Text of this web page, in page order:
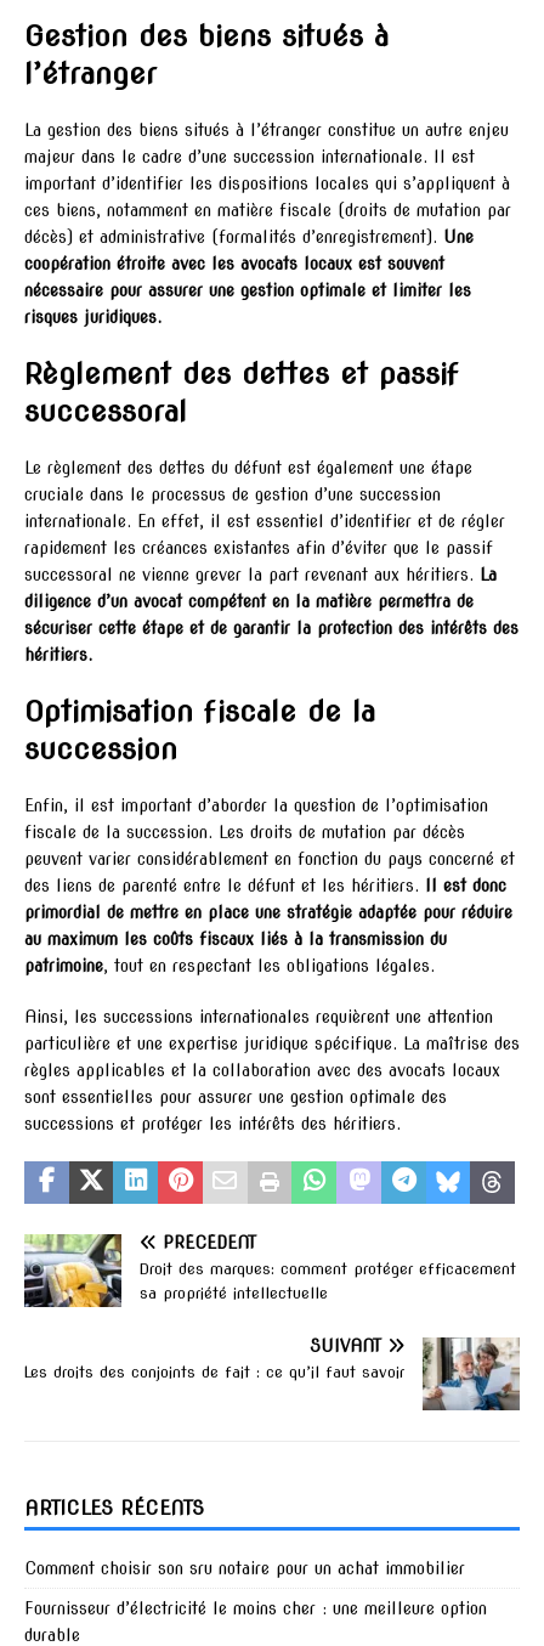
Gestion des biens situés à
l’étranger
La gestion des biens situés à l’étranger constitue un autre enjeu
majeur dans le cadre d’une succession internationale. Il est
important d’identifier les dispositions locales qui s’appliquent à
ces biens, notamment en matière fiscale (droits de mutation par
décès) et administrative (formalités d’enregistrement). Une
coopération étroite avec les avocats locaux est souvent
nécessaire pour assurer une gestion optimale et limiter les
risques juridiques.
Règlement des dettes et passif
successoral
Le règlement des dettes du défunt est également une étape
cruciale dans le processus de gestion d’une succession
internationale. En effet, il est essentiel d’identifier et de régler
rapidement les créances existantes afin d’éviter que le passif
successoral ne vienne grever la part revenant aux héritiers. La
diligence d’un avocat compétent en la matière permettra de
sécuriser cette étape et de garantir la protection des intérêts des
héritiers.
Optimisation fiscale de la
succession
Enfin, il est important d’aborder la question de l’optimisation
fiscale de la succession. Les droits de mutation par décès
peuvent varier considérablement en fonction du pays concerné et
des liens de parenté entre le défunt et les héritiers.
Il est donc
primordial de mettre en place une stratégie adaptée pour réduire
au maximum les coûts fiscaux liés à la transmission du
patrimoine, tout en respectant les obligations légales.
Ainsi, les successions internationales requièrent une attention
particulière et une expertise juridique spécifique. La maîtrise des
règles applicables et la collaboration avec des avocats locaux
sont essentielles pour assurer une gestion optimale des
successions et protéger les intérêts des héritiers.
PRÉCÉDENT
Droit des marques: comment protéger efficacement
sa propriété intellectuelle
SUIVANT
Les droits des conjoints de fait : ce qu’il faut savoir
ARTICLES RÉCENTS
Comment choisir son sru notaire pour un achat immobilier
Fournisseur d’électricité le moins cher : une meilleure option
durable